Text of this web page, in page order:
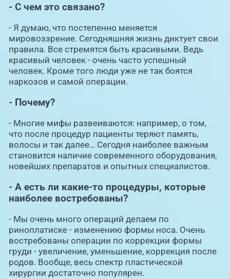
- С чем это связано?
- Я думаю, что постепенно меняется
мировоззрение. Сегодняшняя жизнь диктует свои
правила. Все стремятся быть красивыми. Ведь
красивый человек - очень часто успешный
человек. Кроме того люди уже не так боятся
наркозов и самой операции.
- Почему?
- Многие мифы развеиваются: например, о том,
что после процедур пациенты теряют память,
волосы и так далее… Сегодня наиболее важным
становится наличие современного оборудования,
новейших препаратов и опытных специалистов.
- А есть ли какие-то процедуры, которые
наиболее востребованы?
- Мы очень много операций делаем по
риноплатиске - изменению формы носа. Очень
востребованы операции по коррекции формы
груди - увеличение, уменьшение, коррекция после
родов. Вообще, весь спектр пластической
хирургии достаточно популярен.